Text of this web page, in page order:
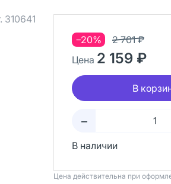
310641
−20%
2 701 ₽
Цена 2 159 ₽
В
–
В наличии
Цена действительна при